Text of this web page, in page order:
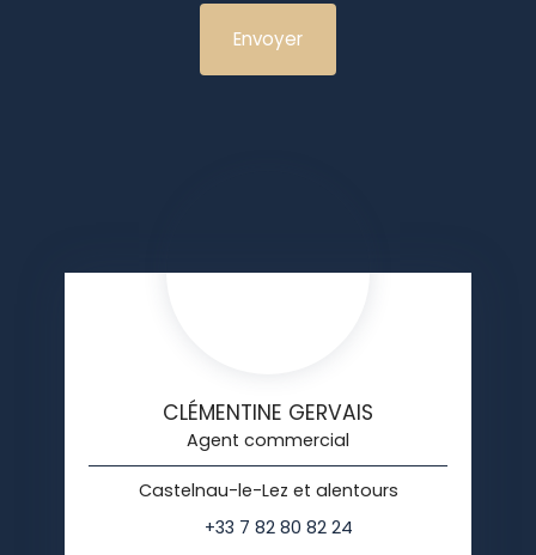
Envoyer
CLÉMENTINE GERVAIS
Agent commercial
Castelnau-le-Lez et alentours
+33 7 82 80 82 24